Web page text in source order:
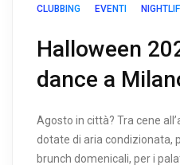
CLUBBING EVENTI
Halloween
dance a
Agosto in città? Tra cene
dotate di aria condizionata,
brunch domenicali, per i